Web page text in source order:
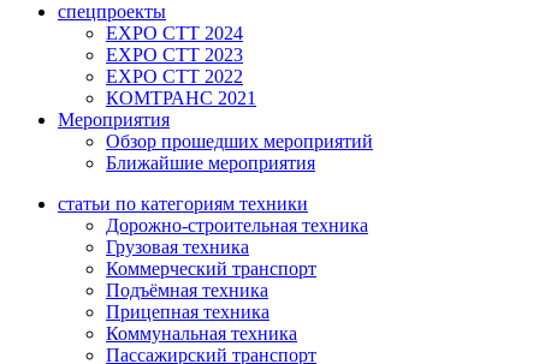
спецпроекты
EXPO CTT 2024
EXPO CTT 2023
EXPO CTT 2022
КОМТРАНС 2021
Мероприятия
Обзор прошедших мероприятий
Ближайшие мероприятия
статьи по категориям техники
Дорожно-строительная техника
Грузовая техника
Коммерческий транспорт
Подъёмная техника
Прицепная техника
Коммунальная техника
Пассажирский транспорт